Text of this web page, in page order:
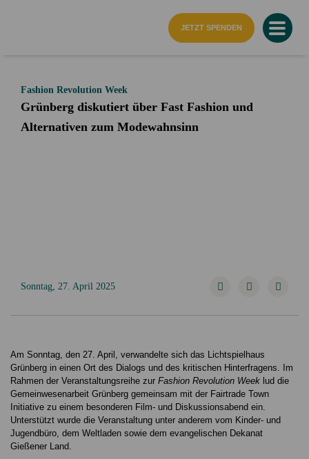
JETZT SPENDEN
Fashion Revolution Week
Grünberg diskutiert über Fast Fashion und
Alternativen zum Modewahnsinn
Sonntag, 27. April 2025
Am Sonntag, den 27. April, verwandelte sich das Lichtspielhaus
Grünberg in einen Ort des Dialogs und des kritischen Hinterfragens. Im
Rahmen der Veranstaltungsreihe zur Fashion Revolution Week lud die
Gemeinwesenarbeit Grünberg gemeinsam mit der Fairtrade Town
Initiative zu einem besonderen Film- und Diskussionsabend ein.
Unterstützt wurde die Veranstaltung unter anderem vom Kinder- und
Jugendbüro, dem Weltladen sowie dem evangelischen Dekanat
Gießener Land.